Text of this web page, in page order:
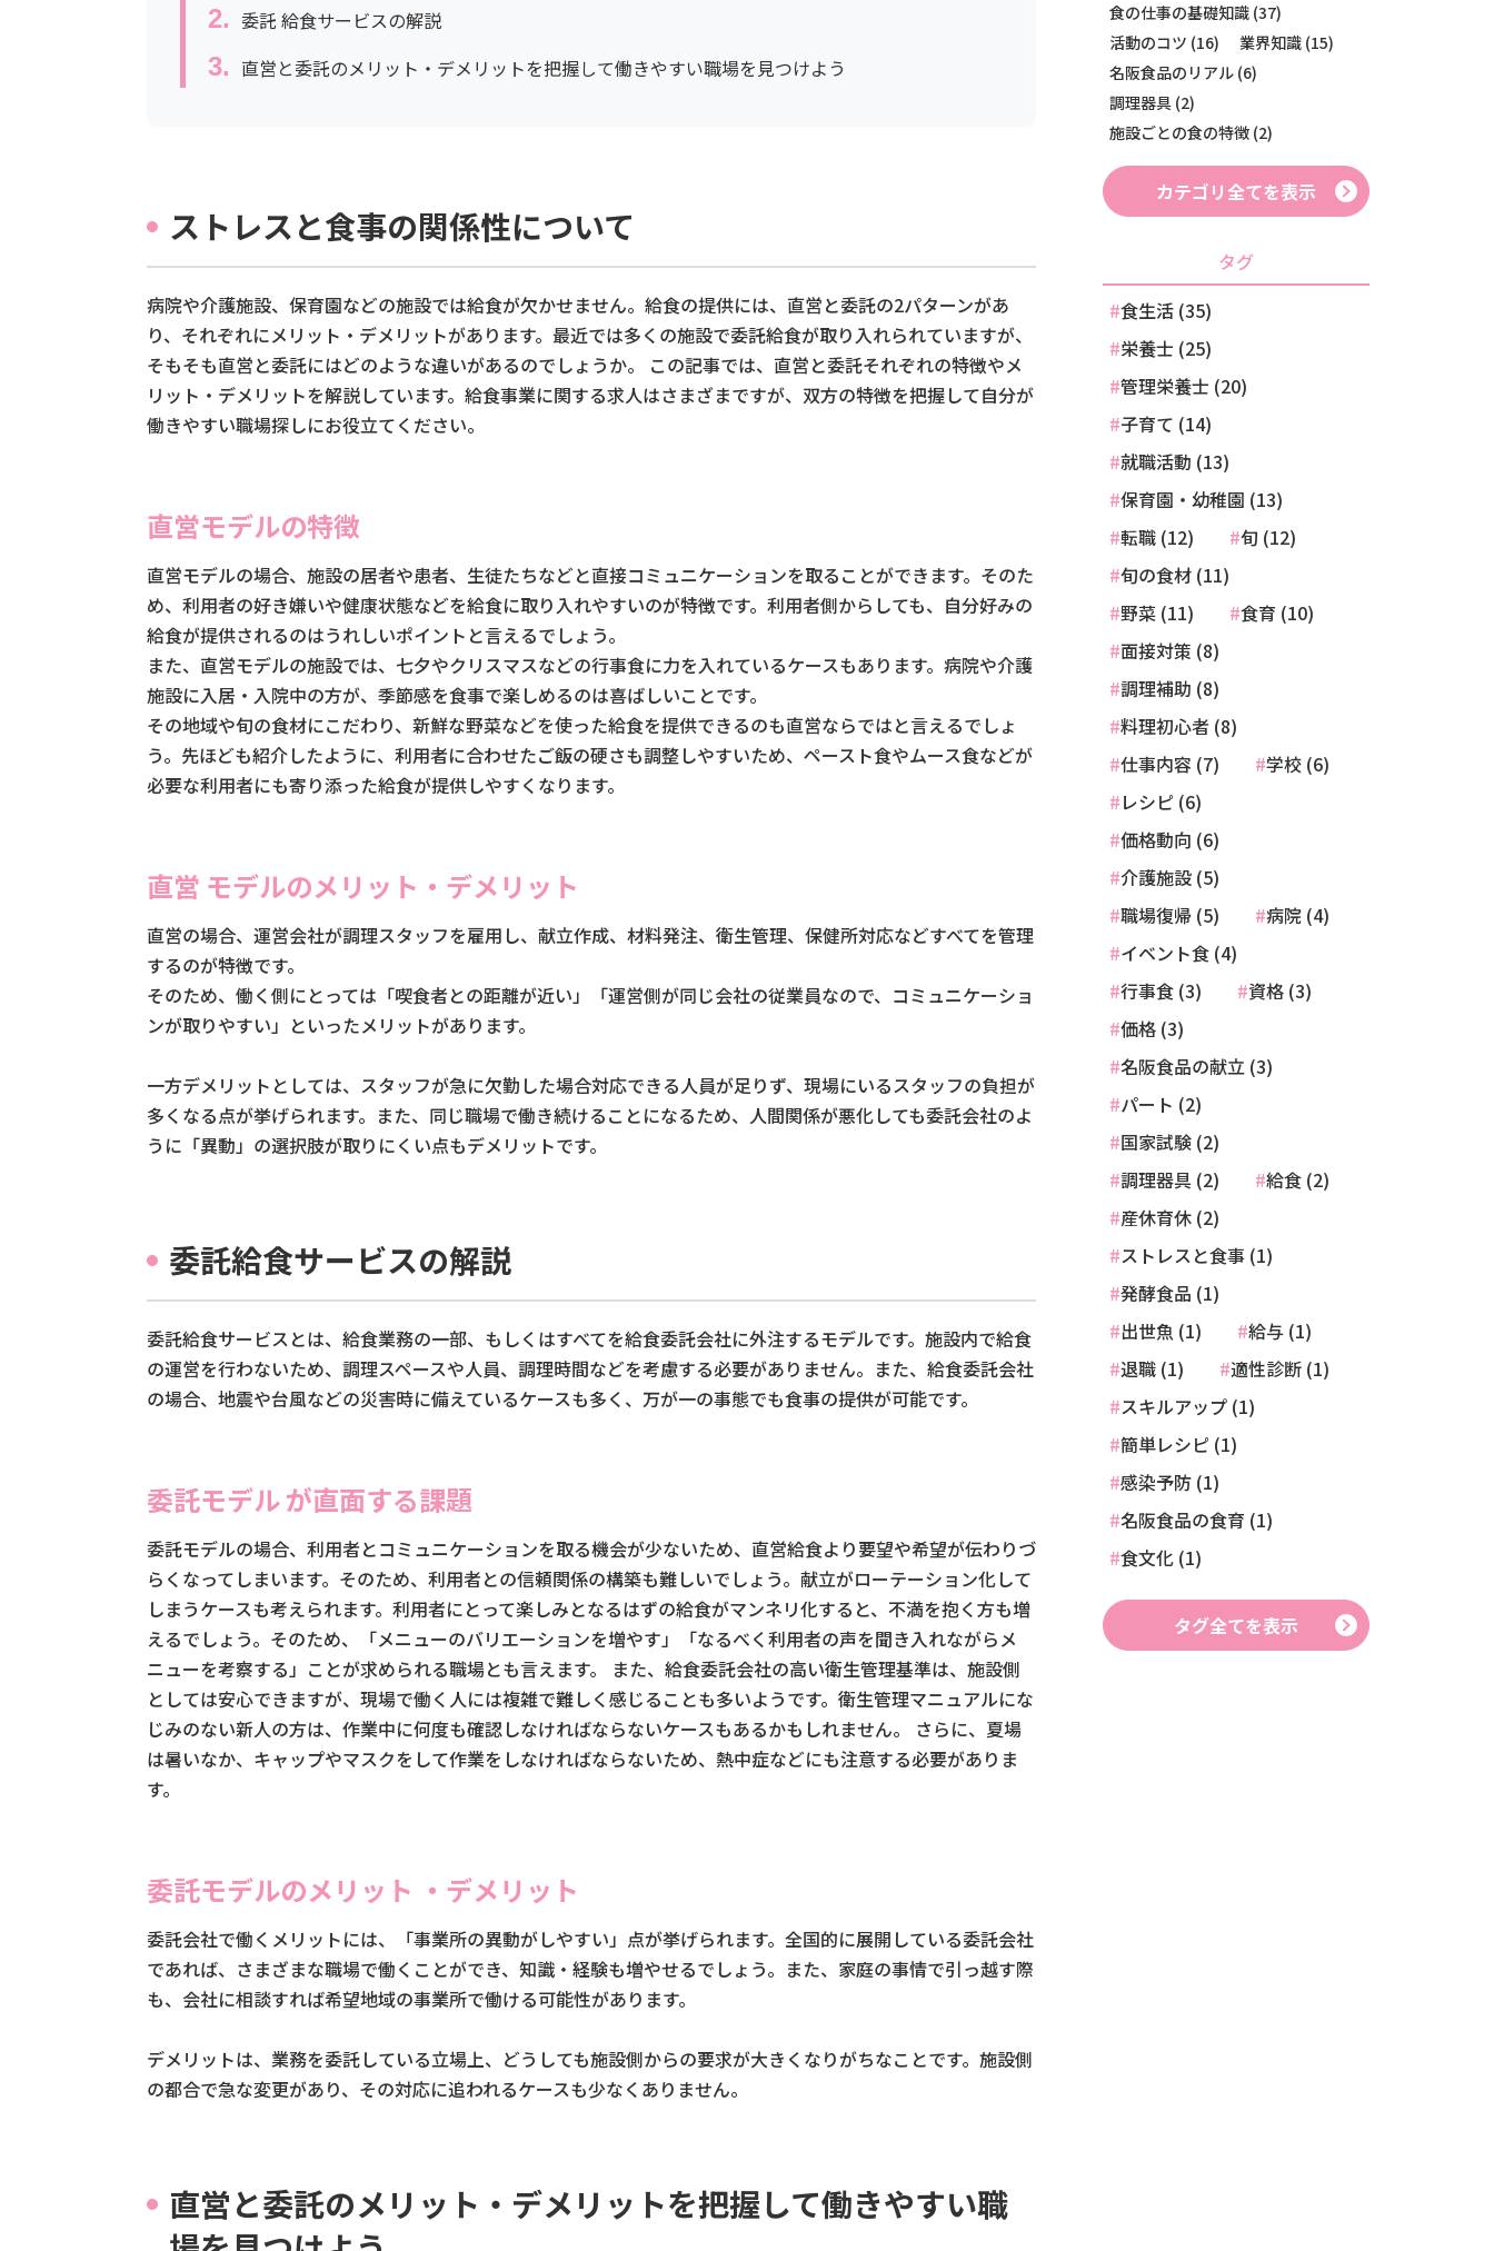
委託 給食サービスの解説
直営と委託のメリット・デメリットを把握して働きやすい職場を見つけよう
ストレスと食事の関係性について
病院や介護施設、保育園などの施設では給食が欠かせません。給食の提供には、直営と委託の2パターンがあ
り、それぞれにメリット・デメリットがあります。最近では多くの施設で委託給食が取り入れられていますが、
そもそも直営と委託にはどのような違いがあるのでしょうか。 この記事では、直営と委託それぞれの特徴やメ
リット・デメリットを解説しています。給食事業に関する求人はさまざまですが、双方の特徴を把握して自分が
働きやすい職場探しにお役立てください。
直営モデルの特徴
直営モデルの場合、施設の居者や患者、生徒たちなどと直接コミュニケーションを取ることができます。そのた
め、利用者の好き嫌いや健康状態などを給食に取り入れやすいのが特徴です。利用者側からしても、自分好みの
給食が提供されるのはうれしいポイントと言えるでしょう。
また、直営モデルの施設では、七夕やクリスマスなどの行事食に力を入れているケースもあります。病院や介護
施設に入居・入院中の方が、季節感を食事で楽しめるのは喜ばしいことです。
その地域や旬の食材にこだわり、新鮮な野菜などを使った給食を提供できるのも直営ならではと言えるでしょ
う。先ほども紹介したように、利用者に合わせたご飯の硬さも調整しやすいため、ペースト食やムース食などが
必要な利用者にも寄り添った給食が提供しやすくなります。
直営 モデルのメリット・デメリット
直営の場合、運営会社が調理スタッフを雇用し、献立作成、材料発注、衛生管理、保健所対応などすべてを管理
するのが特徴です。
そのため、働く側にとっては「喫食者との距離が近い」「運営側が同じ会社の従業員なので、コミュニケーショ
ンが取りやすい」といったメリットがあります。
一方デメリットとしては、スタッフが急に欠勤した場合対応できる人員が足りず、現場にいるスタッフの負担が
多くなる点が挙げられます。また、同じ職場で働き続けることになるため、人間関係が悪化しても委託会社のよ
うに「異動」の選択肢が取りにくい点もデメリットです。
委託給食サービスの解説
委託給食サービスとは、給食業務の一部、もしくはすべてを給食委託会社に外注するモデルです。施設内で給食
の運営を行わないため、調理スペースや人員、調理時間などを考慮する必要がありません。また、給食委託会社
の場合、地震や台風などの災害時に備えているケースも多く、万が一の事態でも食事の提供が可能です。
委託モデル が直面する課題
委託モデルの場合、利用者とコミュニケーションを取る機会が少ないため、直営給食より要望や希望が伝わりづ
らくなってしまいます。そのため、利用者との信頼関係の構築も難しいでしょう。献立がローテーション化して
しまうケースも考えられます。利用者にとって楽しみとなるはずの給食がマンネリ化すると、不満を抱く方も増
えるでしょう。そのため、「メニューのバリエーションを増やす」「なるべく利用者の声を聞き入れながらメ
ニューを考察する」ことが求められる職場とも言えます。 また、給食委託会社の高い衛生管理基準は、施設側
としては安心できますが、現場で働く人には複雑で難しく感じることも多いようです。衛生管理マニュアルにな
じみのない新人の方は、作業中に何度も確認しなければならないケースもあるかもしれません。 さらに、夏場
は暑いなか、キャップやマスクをして作業をしなければならないため、熱中症などにも注意する必要がありま
す。
委託モデルのメリット ・デメリット
委託会社で働くメリットには、「事業所の異動がしやすい」点が挙げられます。全国的に展開している委託会社
であれば、さまざまな職場で働くことができ、知識・経験も増やせるでしょう。また、家庭の事情で引っ越す際
も、会社に相談すれば希望地域の事業所で働ける可能性があります。
デメリットは、業務を委託している立場上、どうしても施設側からの要求が大きくなりがちなことです。施設側
の都合で急な変更があり、その対応に追われるケースも少なくありません。
直営と委託のメリット・デメリットを把握して働きやすい職
食の仕事の基礎知識 (37)
活動のコツ (16)
業界知識 (15)
名阪食品のリアル (6)
調理器具 (2)
施設ごとの食の特徴 (2)
カテゴリ全てを表示
タグ
食生活 (35)
栄養士 (25)
管理栄養士 (20)
子育て (14)
就職活動 (13)
保育園・幼稚園 (13)
転職 (12)
旬 (12)
旬の食材 (11)
野菜 (11)
食育 (10)
面接対策 (8)
調理補助 (8)
料理初心者 (8)
仕事内容 (7)
学校 (6)
レシピ (6)
価格動向 (6)
介護施設 (5)
職場復帰 (5)
病院 (4)
イベント食 (4)
行事食 (3)
資格 (3)
価格 (3)
名阪食品の献立 (3)
パート (2)
国家試験 (2)
調理器具 (2)
給食 (2)
産休育休 (2)
ストレスと食事 (1)
発酵食品 (1)
出世魚 (1)
給与 (1)
退職 (1)
適性診断 (1)
スキルアップ (1)
簡単レシピ (1)
感染予防 (1)
名阪食品の食育 (1)
食文化 (1)
タグ全てを表示